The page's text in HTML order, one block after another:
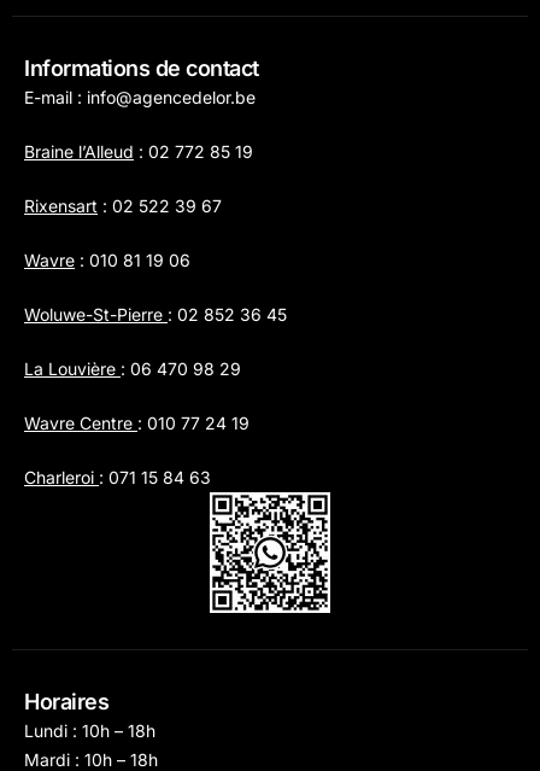
Informations de contact
E-mail : info@agencedelor.be
Braine l’Alleud : 02 772 85 19
Rixensart : 02 522 39 67
Wavre : 010 81 19 06
Woluwe-St-Pierre : 02 852 36 45
La Louvière : 06 470 98 29
Wavre Centre : 010 77 24 19
Charleroi : 071 15 84 63
Horaires
Lundi : 10h – 18h
Mardi : 10h – 18h